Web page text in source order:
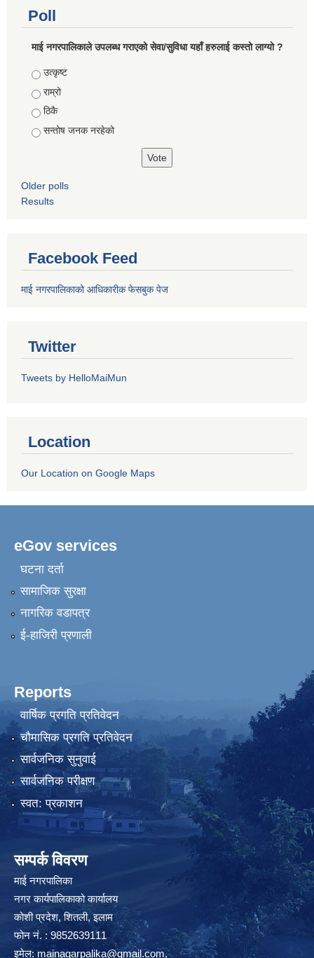
Poll
माई नगरपालिकाले उपलब्ध गराएको सेवा/सुविधा यहाँ हरुलाई कस्तो लाग्यो ?
Choices
उत्कृष्ट
राम्रो
ठिकै
सन्तोष जनक नरहेको
Older polls
Results
Facebook Feed
माई नगरपालिकाको आधिकारीक फेसबुक पेज
Twitter
Tweets by HelloMaiMun
Location
Our Location on Google Maps
eGov services
घटना दर्ता
सामाजिक सुरक्षा
नागरिक वडापत्र
ई-हाजिरी प्रणाली
Reports
वार्षिक प्रगति प्रतिवेदन
चौमासिक प्रगति प्रतिवेदन
सार्वजनिक सुनुवाई
सार्वजनिक परीक्षण
स्वत: प्रकाशन
सम्पर्क विवरण
माई नगरपालिका
नगर कार्यपालिकाको कार्यालय
कोशी प्रदेश, शितली, इलाम
फोन नं. : 9852639111
इमेल:mainagarpalika@gmail.com,